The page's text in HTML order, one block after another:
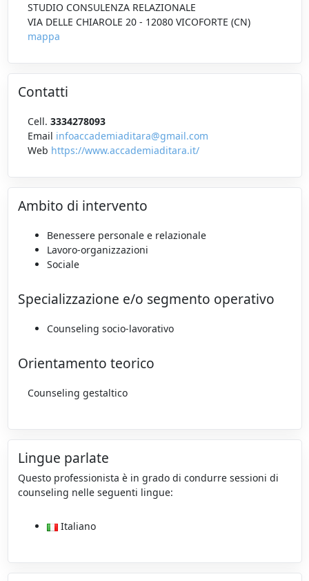
STUDIO CONSULENZA RELAZIONALE
VIA DELLE CHIAROLE 20 - 12080 VICOFORTE (CN)
mappa
Contatti
Cell. 3334278093
Email infoaccademiaditara@gmail.com
Web https://www.accademiaditara.it/
Ambito di intervento
Benessere personale e relazionale
Lavoro-organizzazioni
Sociale
Specializzazione e/o segmento operativo
Counseling socio-lavorativo
Orientamento teorico
Counseling gestaltico
Lingue parlate
Questo professionista è in grado di condurre sessioni di
counseling nelle seguenti lingue:
Italiano